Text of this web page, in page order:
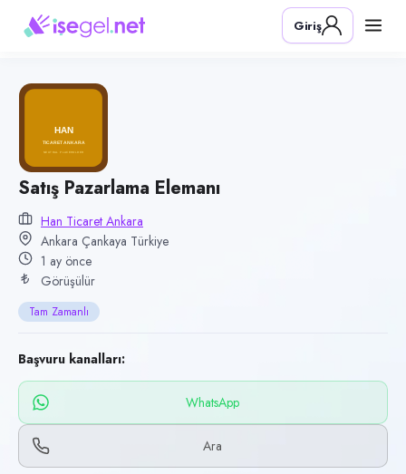
Pozisyon
Satış Pazarlama Elemanı
Han Ticaret Ankara
Kategori
Satış & Pazarlama
Konum
Çankaya, Ankara
Çalışma şekli
Tam Zamanlı · Ofis
Yayın tarihi
5 Temmuz 2026
Son geçerlilik
3 Ekim 2026
Başvuru kanalları
WhatsApp, Telefon
Giriş
Satış Pazarlama Elemanı
Han Ticaret Ankara
Ankara Çankaya Türkiye
1 ay önce
Görüşülür
Tam Zamanlı
Başvuru kanalları:
WhatsApp
Ara